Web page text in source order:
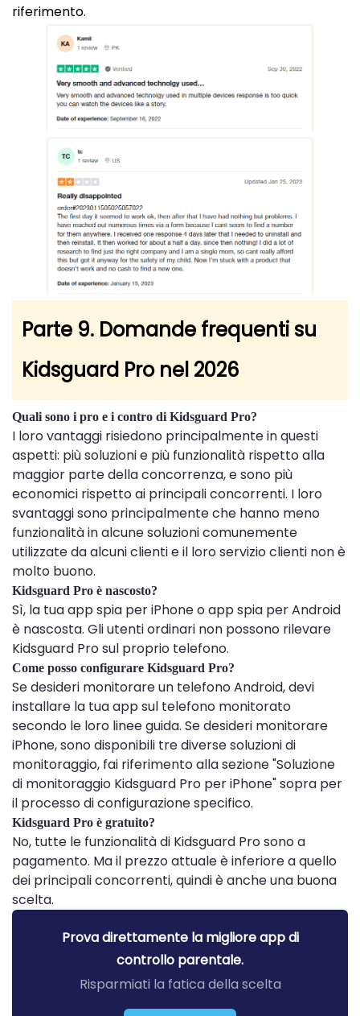
riferimento.
Parte 9. Domande frequenti su
Kidsguard Pro nel 2026
Quali sono i pro e i contro di Kidsguard Pro?
I loro vantaggi risiedono principalmente in questi
aspetti: più soluzioni e più funzionalità rispetto alla
maggior parte della concorrenza, e sono più
economici rispetto ai principali concorrenti. I loro
svantaggi sono principalmente che hanno meno
funzionalità in alcune soluzioni comunemente
utilizzate da alcuni clienti e il loro servizio clienti non è
molto buono.
Kidsguard Pro è nascosto?
Sì, la tua app spia per iPhone o app spia per Android
è nascosta. Gli utenti ordinari non possono rilevare
Kidsguard Pro sul proprio telefono.
Come posso configurare Kidsguard Pro?
Se desideri monitorare un telefono Android, devi
installare la tua app sul telefono monitorato
secondo le loro linee guida. Se desideri monitorare
iPhone, sono disponibili tre diverse soluzioni di
monitoraggio, fai riferimento alla sezione "Soluzione
di monitoraggio Kidsguard Pro per iPhone" sopra per
il processo di configurazione specifico.
Kidsguard Pro è gratuito?
No, tutte le funzionalità di Kidsguard Pro sono a
pagamento. Ma il prezzo attuale è inferiore a quello
dei principali concorrenti, quindi è anche una buona
scelta.
Prova direttamente la migliore app di
controllo parentale.
Risparmiati la fatica della scelta